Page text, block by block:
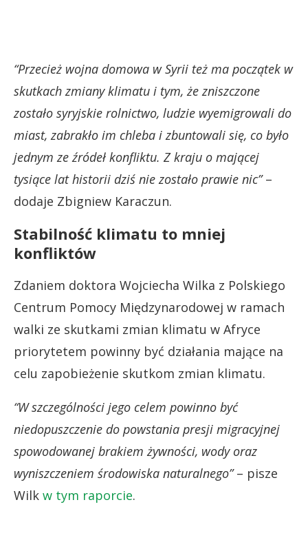
“Przecież wojna domowa w Syrii też ma początek w
skutkach zmiany klimatu i tym, że zniszczone
zostało syryjskie rolnictwo, ludzie wyemigrowali do
miast, zabrakło im chleba i zbuntowali się, co było
jednym ze źródeł konfliktu. Z kraju o mającej
tysiące lat historii dziś nie zostało prawie nic”–
dodaje Zbigniew Karaczun.
Stabilność klimatu to mniej
konfliktów
Zdaniem doktora Wojciecha Wilka z Polskiego
Centrum Pomocy Międzynarodowej w ramach
walki ze skutkami zmian klimatu w Afryce
priorytetem powinny być działania mające na
celu zapobieżenie skutkom zmian klimatu.
“W szczególności jego celem powinno być
niedopuszczenie do powstania presji migracyjnej
spowodowanej brakiem żywności, wody oraz
wyniszczeniem środowiska naturalnego”– pisze
Wilk w tym raporcie.